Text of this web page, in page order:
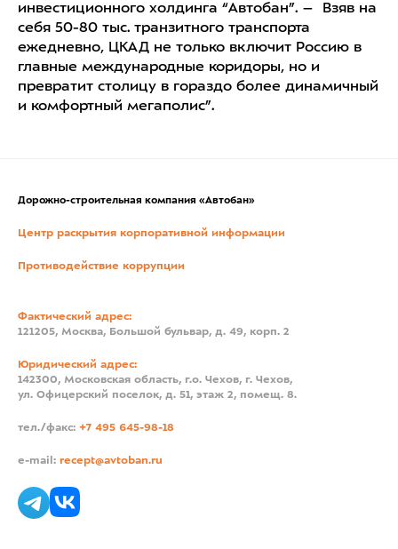
инвестиционного холдинга “Автобан”. – Взяв на
себя 50-80 тыс. транзитного транспорта
ежедневно, ЦКАД не только включит Россию в
главные международные коридоры, но и
превратит столицу в гораздо более динамичный
и комфортный мегаполис”.
Дорожно-строительная компания «Автобан»
Центр раскрытия корпоративной информации
Противодействие коррупции
Фактический адрес:
121205, Москва, Большой бульвар, д. 49, корп. 2
Юридический адрес:
142300, Московская область, г.о. Чехов, г. Чехов,
ул. Офицерский поселок, д. 51, этаж 2, помещ. 8.
тел./факс: +7 495 645-98-18
e-mail: recept@avtoban.ru